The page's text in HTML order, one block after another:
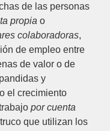
de las personas
propia o
colaboradoras,
de empleo entre
de valor o de
y
el crecimiento
por cuenta
que utilizan los